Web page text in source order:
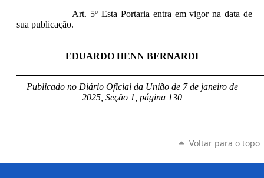
Art. 5º Esta Portaria entra em vigor na data de
sua publicação.
EDUARDO HENN BERNARDI
Publicado no Diário Oficial da União de 7 de janeirode
2025, Seção 1, página 130
Voltar para o topo